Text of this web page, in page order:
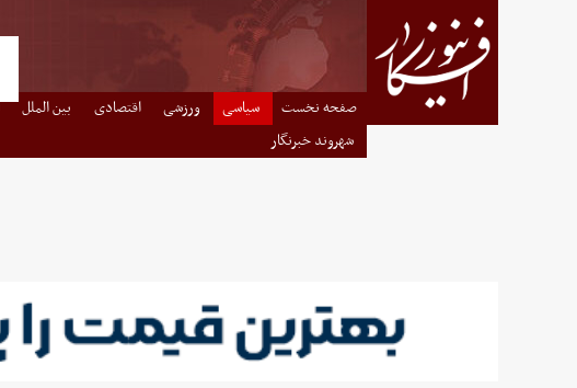
صفحه نخست سیاسی ورزشی اقتصادی بین الملل
شهروند خبرنگار